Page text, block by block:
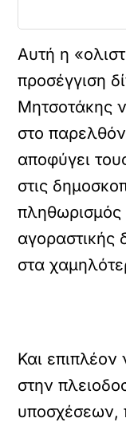
Αυτή η
προσέγγιση
Μητσοτάκης
στο
αποφύγει
στις
πληθωρισμός
στα
Και
στην
υποσχέσεων,